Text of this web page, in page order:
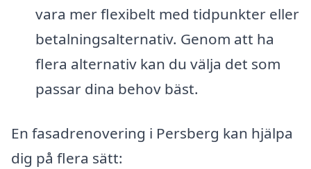
vara mer flexibelt med tidpunkter eller
betalningsalternativ. Genom att ha
flera alternativ kan du välja det som
passar dina behov bäst.
En fasadrenovering i Persberg kan hjälpa
dig på flera sätt: